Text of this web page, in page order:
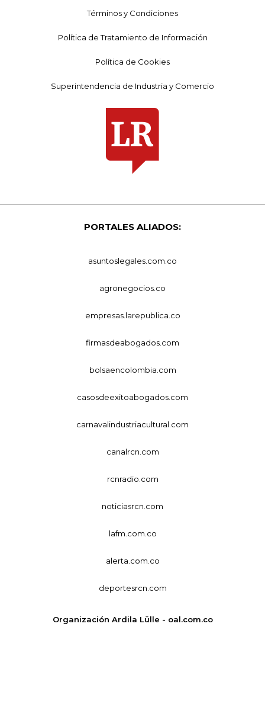
Términos y Condiciones
Política de Tratamiento de Información
Política de Cookies
Superintendencia de Industria y Comercio
PORTALES ALIADOS:
asuntoslegales.com.co
agronegocios.co
empresas.larepublica.co
firmasdeabogados.com
bolsaencolombia.com
casosdeexitoabogados.com
carnavalindustriacultural.com
canalrcn.com
rcnradio.com
noticiasrcn.com
lafm.com.co
alerta.com.co
deportesrcn.com
Organización Ardila Lülle - oal.com.co